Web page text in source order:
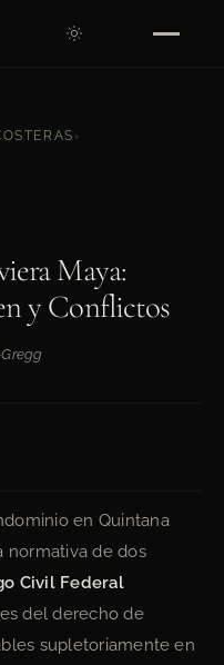
›
Maya:
y Conflictos
en Quintana
normativa de dos
Civil Federal
del derecho de
supletoriamente en